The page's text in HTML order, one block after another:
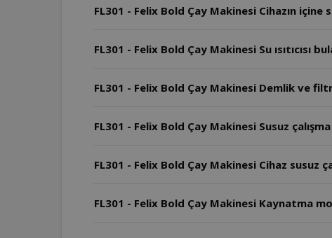
FL301 - Felix Bold Çay Makinesi Cihazın içine
FL301 - Felix Bold Çay Makinesi Su ısıtıcısı
FL301 - Felix Bold Çay Makinesi Demlik ve
FL301 - Felix Bold Çay Makinesi Susuz
FL301 - Felix Bold Çay Makinesi Cihaz susuz
FL301 - Felix Bold Çay Makinesi Kaynatma